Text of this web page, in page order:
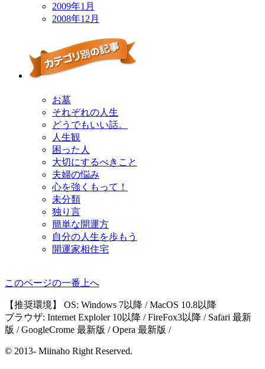
2009年1月
2008年12月
お墓
それぞれの人生
どうでもいい話。
人生観
困った人
大切にするべきこと
夫婦の悩み
心を強くもって！
未分類
独り言
簡単な開運方
自分の人生を歩もう
開運家相住宅
このページの一番上へ
【推奨環境】 OS: Windows 7以降 / MacOS 10.8以降
ブラウザ: Internet Exploler 10以降 / FireFox3以降 / Safari 最新
版 / GoogleCrome 最新版 / Opera 最新版 /
© 2013- Miinaho Right Reserved.